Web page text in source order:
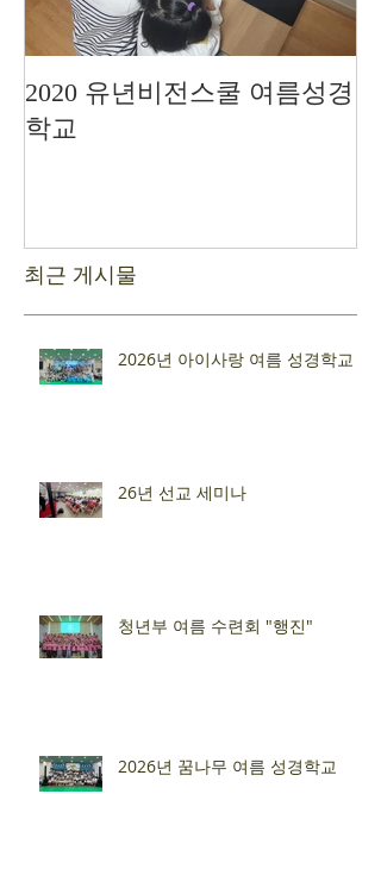
2020 유년비전스쿨 여름성경
학교
최근 게시물
2026년 아이사랑 여름 성경학교
26년 선교 세미나
청년부 여름 수련회 "행진"
2026년 꿈나무 여름 성경학교